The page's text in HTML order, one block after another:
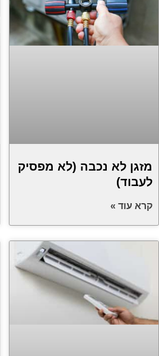
מזגן לא נכבה (לא מפסיק
לעבוד)
קרא עוד »